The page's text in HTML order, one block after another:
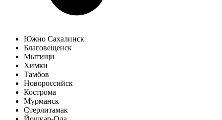
Южно Сахалинск
Благовещенск
Мытищи
Химки
Тамбов
Новороссийск
Кострома
Мурманск
Стерлитамак